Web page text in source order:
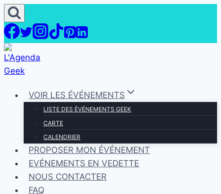
Aller
au
contenu
VOIR LES ÉVÉNEMENTS
LISTE DES ÉVÉNEMENTS GEEK
CARTE
CALENDRIER
PROPOSER MON ÉVÉNEMENT
EVÉNEMENTS EN VEDETTE
NOUS CONTACTER
FAQ